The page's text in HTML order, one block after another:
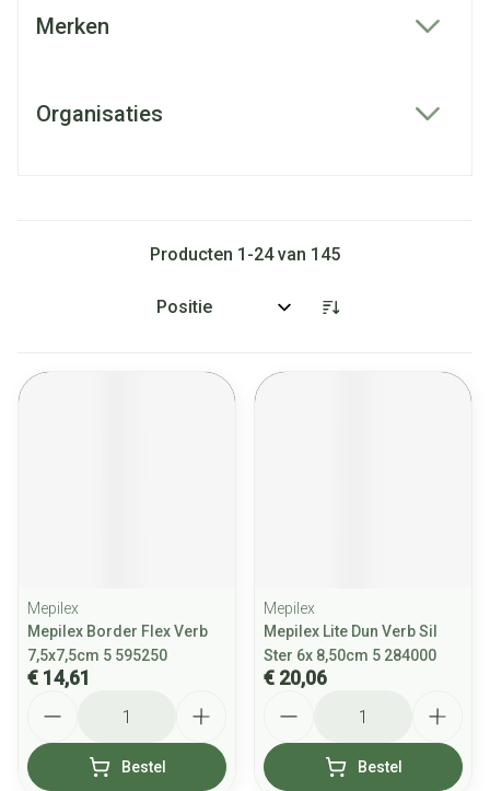
Merken
Organisaties
Producten 1 -24van 145
Sorteer op:
Mepilex
Mepilex Border Flex Verb
7,5x7,5cm 5 595250
€ 14,61
Bestel
Mepilex
Mepilex Lite Dun Verb Sil
Ster 6x 8,50cm 5 284000
€ 20,06
Bestel